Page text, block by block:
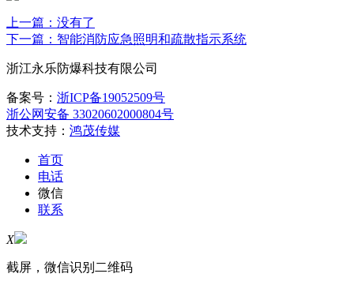
上一篇： 没有了
下一篇：智能消防应急照明和疏散指示系统
浙江永乐防爆科技有限公司
备案号： 浙ICP备19052509号
浙公网安备 33020602000804号
技术支持： 鸿茂传媒
首页
电话
微信
联系
X
截屏，微信识别二维码